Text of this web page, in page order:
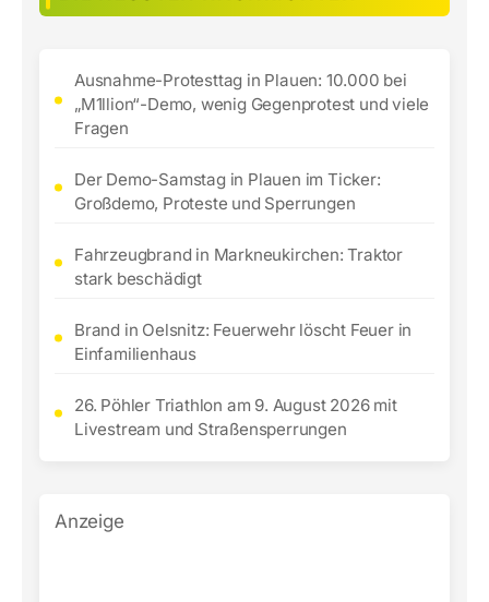
Ausnahme-Protesttag in Plauen: 10.000 bei
„M1llion“-Demo, wenig Gegenprotest und viele
Fragen
Der Demo-Samstag in Plauen im Ticker:
Großdemo, Proteste und Sperrungen
Fahrzeugbrand in Markneukirchen: Traktor
stark beschädigt
Brand in Oelsnitz: Feuerwehr löscht Feuer in
Einfamilienhaus
26. Pöhler Triathlon am 9. August 2026 mit
Livestream und Straßensperrungen
Anzeige